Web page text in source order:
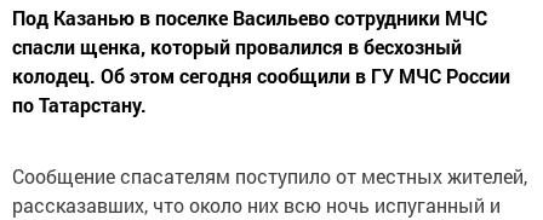
Под Казанью в поселке Васильево сотрудники МЧС
спасли щенка, который провалился в бесхозный
колодец. Об этом сегодня сообщили в ГУ МЧС России
по Татарстану.
Сообщение спасателям поступило от местных жителей,
рассказавших, что около них всю ночь испуганный и